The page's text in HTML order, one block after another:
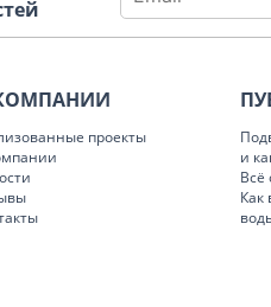
проекты
и
Всё
Как